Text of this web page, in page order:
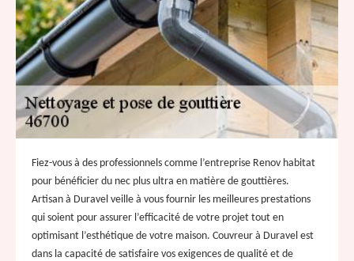
Fiez-vous à des professionnels comme l’entreprise Renov habitat
pour bénéficier du nec plus ultra en matière de gouttières.
Artisan à Duravel veille à vous fournir les meilleures prestations
qui soient pour assurer l’efficacité de votre projet tout en
optimisant l’esthétique de votre maison. Couvreur à Duravel est
dans la capacité de satisfaire vos exigences de qualité et de